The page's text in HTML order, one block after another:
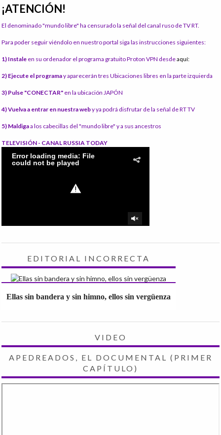
¡ATENCIÓN!
El denominado "mundo libre" ha censurado la señal del canal ruso de TV RT.
Para poder seguir viéndolo en nuestro portal siga las instrucciones siguientes:
1) Instale en su ordenador el programa gratuito Proton VPN desdeaquí:
2) Ejecute el programay aparecerán tres Ubicaciones libres en la parte izquierda
3) Pulse "CONECTAR" en la ubicación JAPÓN
4) Vuelva a entrar en nuestra weby ya podrá disfrutar de la señal de RT TV
5) Maldigaa los cabecillas del "mundo libre" y a sus ancestros
TELEVISIÓN - CANAL RUSSIA TODAY
EDITORIAL INCORRECTA
Ellas sin bandera y sin himno, ellos sin vergüenza
VIDEO
APEDREADOS, EL DOCUMENTAL (PRIMER
CAPÍTULO)